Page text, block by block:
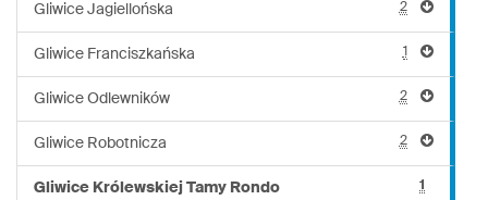
Gliwice Jagiellońska 2
Gliwice Franciszkańska 1
Gliwice Odlewników 2
Gliwice Robotnicza 2
Gliwice Królewskiej Tamy Rondo 1